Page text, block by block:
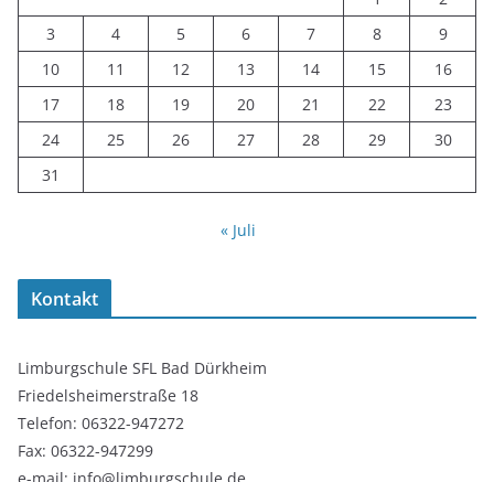
3
4 5 6 7 8
9
10
11 12 13 14 15
16
17
18 19 20 21 22
23
24
25 26 27 28 29
30
31
« Juli
Kontakt
Limburgschule SFL Bad Dürkheim
Friedelsheimerstraße 18
Telefon: 06322-947272
Fax: 06322-947299